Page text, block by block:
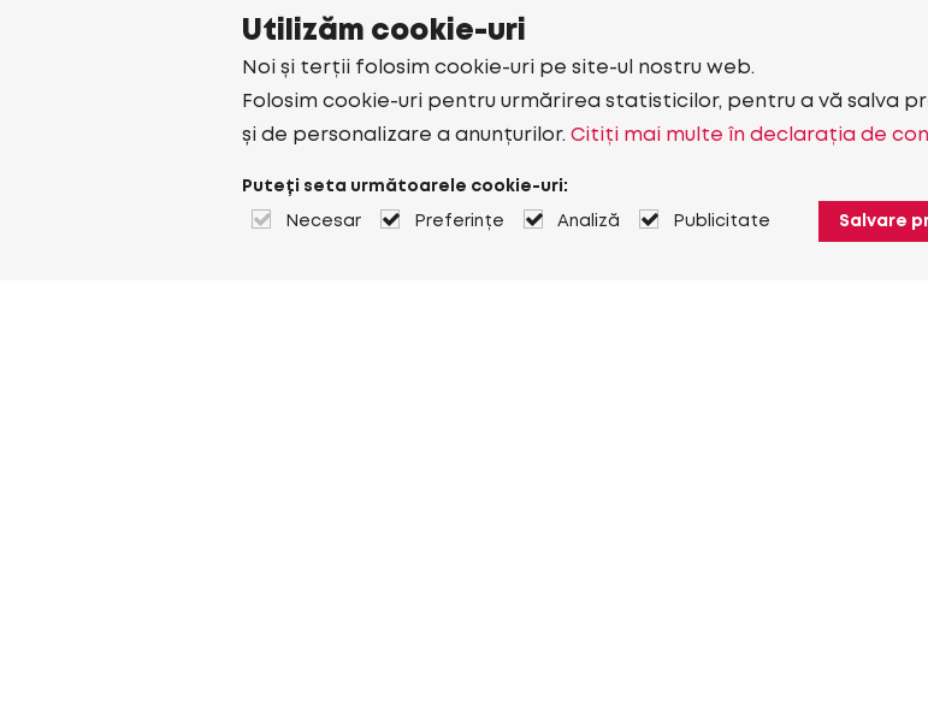
Utilizăm cookie-uri
Noi și terții folosim cookie-uri pe site-ul nostru web.
Folosim cookie-uri pentru urmărirea statisticilor, pentru a vă salva
și de personalizare a anunțurilor. Citiți mai multe în declarația de
Puteți seta următoarele cookie-uri:
Necesar Preferințe Analiză Publicitate Salvare